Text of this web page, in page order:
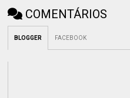
COMENTÁRIOS
BLOGGER FACEBOOK